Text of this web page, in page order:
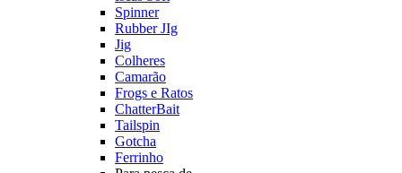
Spinner
Rubber JIg
Jig
Colheres
Camarão
Frogs e Ratos
ChatterBait
Tailspin
Gotcha
Ferrinho